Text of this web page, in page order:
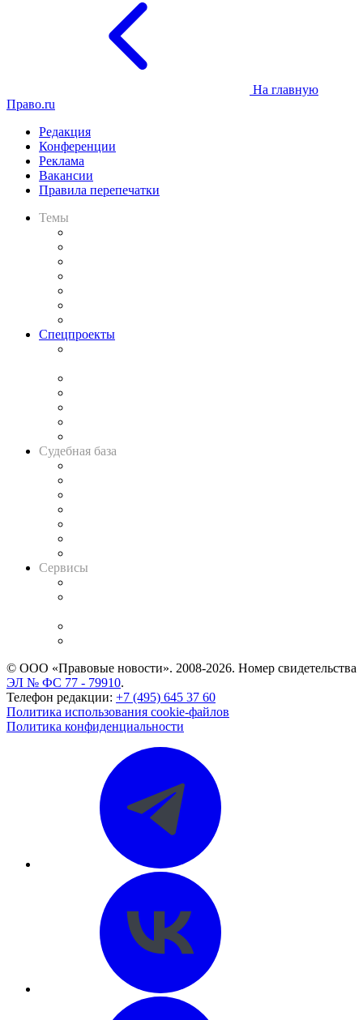
На главную
Право.ru
Редакция
Конференции
Реклама
Вакансии
Правила перепечатки
Темы
Спецпроекты
Судебная база
Сервисы
© ООО «Правовые новости». 2008-2026. Номер свидетельства
ЭЛ № ФС 77 - 79910.
Телефон редакции: +7 (495) 645 37 60
Политика использования cookie-файлов
Политика конфиденциальности